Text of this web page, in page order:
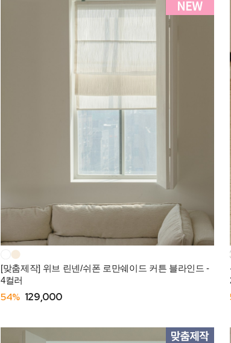
[맞춤제작] 위브 린넨/쉬폰 로만쉐이드 커튼 블라인드 -
4컬러
54% 129,000